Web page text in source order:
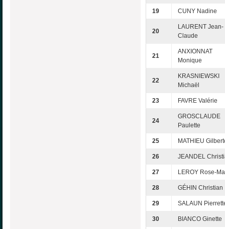
19 CUNY Nadine
20
LAURENT Jean-
Claude
21
ANXIONNAT
Monique
22
KRASNIEWSKI
Michaël
23 FAVRE Valérie
24
GROSCLAUDE
Paulette
25 MATHIEU
26 JEANDEL
27 LEROY Rose-
28 GÉHIN Christian
29 SALAUN
30 BIANCO Ginette